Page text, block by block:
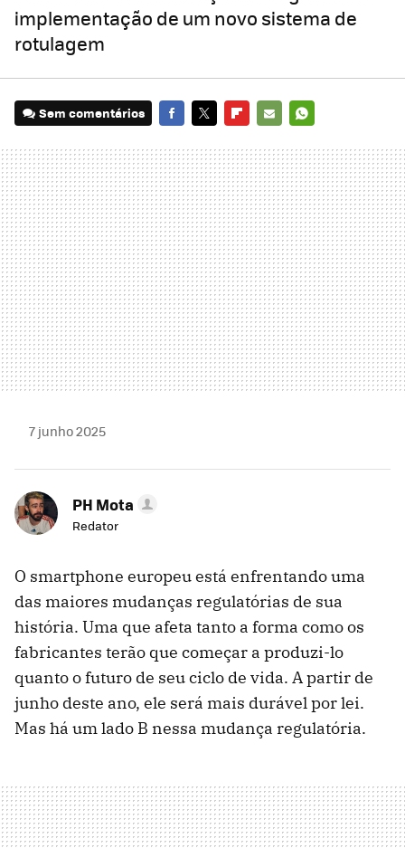
implementação de um novo sistema de
rotulagem
Sem comentários
MAIL
7 junho 2025
PH Mota
Redator
O smartphone europeu está enfrentando uma
das maiores mudanças regulatórias de sua
história. Uma que afeta tanto a forma como os
fabricantes terão que começar a produzi-lo
quanto o futuro de seu ciclo de vida. A partir de
junho deste ano, ele será mais durável por lei.
Mas há um lado B nessa mudança regulatória.